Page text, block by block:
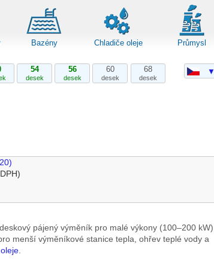
Bazény Chladiče oleje Průmysl
54
desek
56
desek
60
desek
68
desek
pájený výměník pro malé výkony (100–200 kW).
menší výměníkové stanice tepla, ohřev teplé vody a
▼